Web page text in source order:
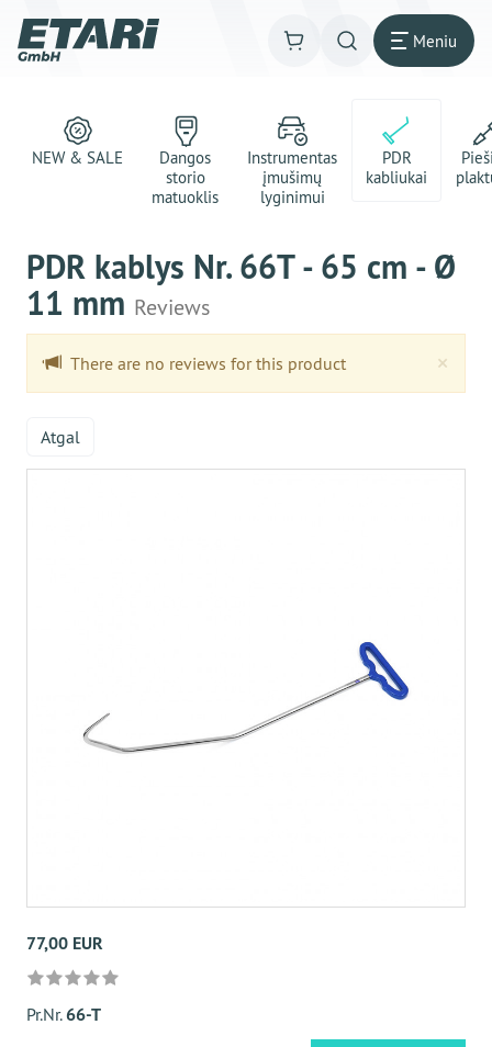
Meniu
NEW & SALE
Dangos
storio
matuoklis
Instrumentas
įmušimų
lyginimui
PDR
kabliukai
PDR kablys Nr. 66T - 65 cm - Ø
11 mm Reviews
×
There are no reviews for this product
Atgal
77,00 EUR
Pr.Nr.66-T